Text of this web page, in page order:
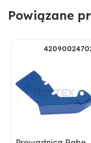
Powiązane